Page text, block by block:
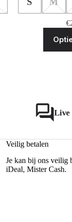
€
Live
Veilig betalen
Je kan bij ons veilig
iDeal, Mister Cash.